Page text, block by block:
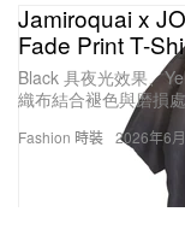
Fashion 時裝
Jamiroquai x
Fade Print T-
Black 具夜光效果、
織布結合褪色與磨損
2026年6